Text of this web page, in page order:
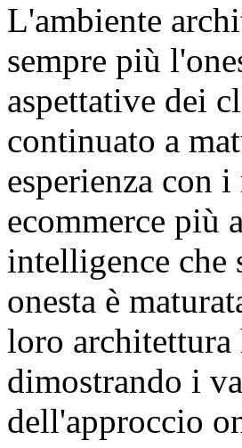
L'ambiente
sempre più
aspettative dei
continuato a
esperienza con
ecommerce più
intelligence che
onesta è
loro architettura
dimostrando i
dell'approccio